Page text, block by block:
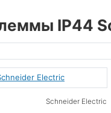
IP44
Electric
Schneider Electric